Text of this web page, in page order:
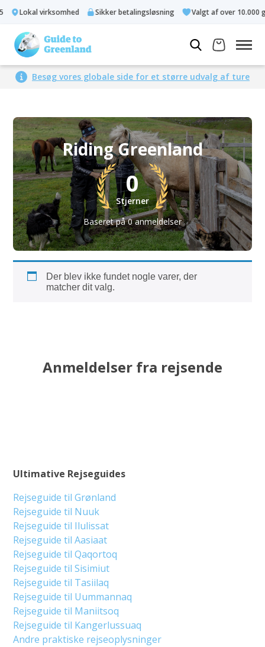
Lokal virksomhed Sikker betalingsløsning Valgt af over 10.000
Besøg vores globale side for et større udvalg af ture
Riding Greenland
0
Stjerner
Baseret på 0 anmeldelser
Der blev ikke fundet nogle varer, der
matcher dit valg.
Anmeldelser fra rejsende
Ultimative Rejseguides
Rejseguide til Grønland
Rejseguide til Nuuk
Rejseguide til Ilulissat
Rejseguide til Aasiaat
Rejseguide til Qaqortoq
Rejseguide til Sisimiut
Rejseguide til Tasiilaq
Rejseguide til Uummannaq
Rejseguide til Maniitsoq
Rejseguide til Kangerlussuaq
Andre praktiske rejseoplysninger